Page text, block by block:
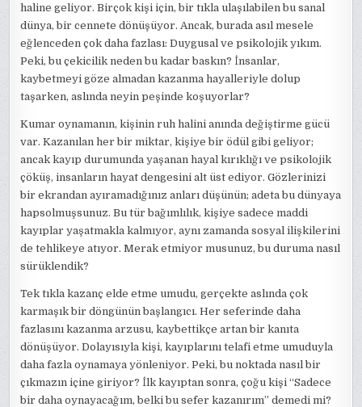
haline geliyor. Birçok kişi için, bir tıkla ulaşılabilen bu sanal
dünya, bir cennete dönüşüyor. Ancak, burada asıl mesele
eğlenceden çok daha fazlası: Duygusal ve psikolojik yıkım.
Peki, bu çekicilik neden bu kadar baskın? İnsanlar,
kaybetmeyi göze almadan kazanma hayalleriyle dolup
taşarken, aslında neyin peşinde koşuyorlar?
Kumar oynamanın, kişinin ruh halini anında değiştirme gücü
var. Kazanılan her bir miktar, kişiye bir ödül gibi geliyor;
ancak kayıp durumunda yaşanan hayal kırıklığı ve psikolojik
çöküş, insanların hayat dengesini alt üst ediyor. Gözlerinizi
bir ekrandan ayıramadığınız anları düşünün; adeta bu dünyaya
hapsolmuşsunuz. Bu tür bağımlılık, kişiye sadece maddi
kayıplar yaşatmakla kalmıyor, aynı zamanda sosyal ilişkilerini
de tehlikeye atıyor. Merak etmiyor musunuz, bu duruma nasıl
sürüklendik?
Tek tıkla kazanç elde etme umudu, gerçekte aslında çok
karmaşık bir döngünün başlangıcı. Her seferinde daha
fazlasını kazanma arzusu, kaybettikçe artan bir kanıta
dönüşüyor. Dolayısıyla kişi, kayıplarını telafi etme umuduyla
daha fazla oynamaya yönleniyor. Peki, bu noktada nasıl bir
çıkmazın içine giriyor? İlk kayıptan sonra, çoğu kişi “Sadece
bir daha oynayacağım, belki bu sefer kazanırım” demedi mi?